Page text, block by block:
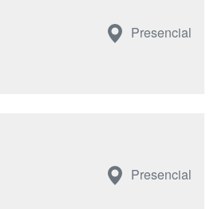
Presencial
Presencial